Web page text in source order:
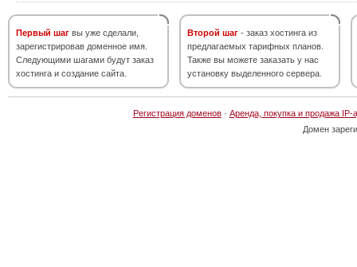
Первый шаг вы уже сделали,
зарегистрировав доменное имя.
Следующими шагами будут заказ
хостинга и создание сайта.
Второй шаг - заказ хостинга из
предлагаемых тарифных планов.
Также вы можете заказать у нас
установку выделенного сервера.
Регистрация доменов· Аренда, покупка и продажа IP-
Домен